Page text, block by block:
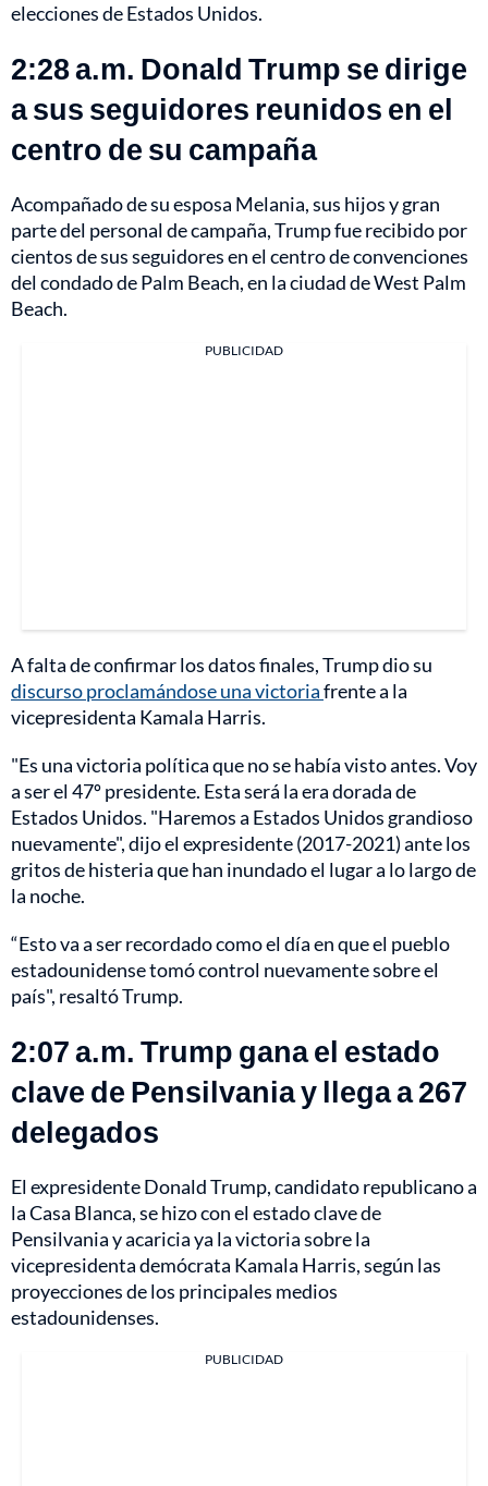
elecciones de Estados Unidos.
2:28 a.m. Donald Trump se dirige
a sus seguidores reunidos en el
centro de su campaña
Acompañado de su esposa Melania, sus hijos y gran
parte del personal de campaña, Trump fue recibido por
cientos de sus seguidores en el centro de convenciones
del condado de Palm Beach, en la ciudad de West Palm
Beach.
PUBLICIDAD
A falta de confirmar los datos finales, Trump dio su
discurso proclamándose una victoriafrente a la
vicepresidenta Kamala Harris.
"Es una victoria política que no se había visto antes. Voy
a ser el 47º presidente. Esta será la era dorada de
Estados Unidos. "Haremos a Estados Unidos grandioso
nuevamente", dijo el expresidente (2017-2021) ante los
gritos de histeria que han inundado el lugar a lo largo de
la noche.
“Esto va a ser recordado como el día en que el pueblo
estadounidense tomó control nuevamente sobre el
país", resaltó Trump.
2:07 a.m. Trump gana el estado
clave de Pensilvania y llega a 267
delegados
El expresidente Donald Trump, candidato republicano a
la Casa Blanca, se hizo con el estado clave de
Pensilvania y acaricia ya la victoria sobre la
vicepresidenta demócrata Kamala Harris, según las
proyecciones de los principales medios
estadounidenses.
PUBLICIDAD